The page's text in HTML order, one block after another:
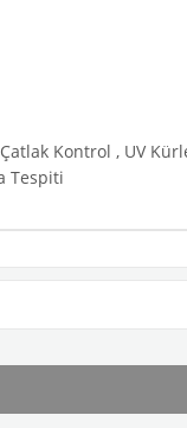
Kontrol , UV
Tespiti